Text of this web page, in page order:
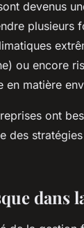
devenus
plusieurs
ou encore
en matière
ont
des
dans